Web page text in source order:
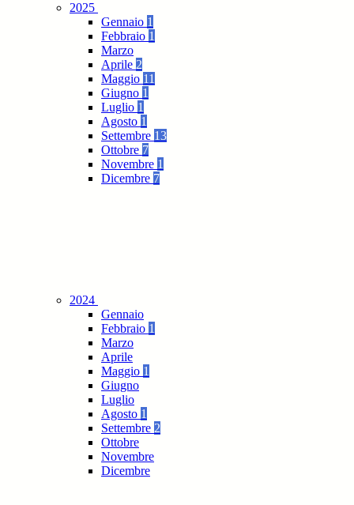
2025
Gennaio 1
Febbraio 1
Marzo
Aprile 2
Maggio 11
Giugno 1
Luglio 1
Agosto 1
Settembre 13
Ottobre 7
Novembre 1
Dicembre 7
2024
Gennaio
Febbraio 1
Marzo
Aprile
Maggio 1
Giugno
Luglio
Agosto 1
Settembre 2
Ottobre
Novembre
Dicembre